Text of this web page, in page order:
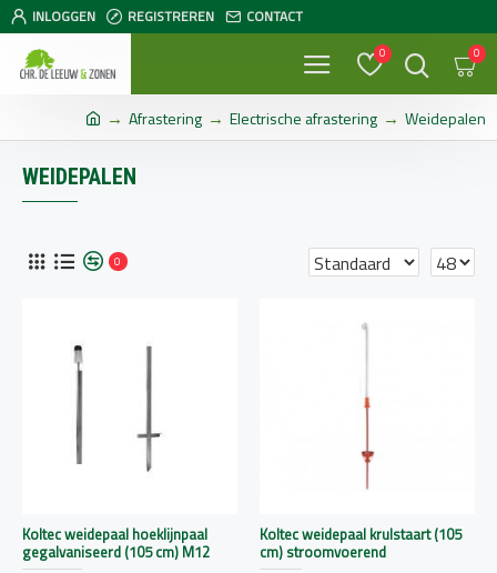
INLOGGEN REGISTREREN CONTACT
0 0
Afrastering Electrische afrastering Weidepalen
WEIDEPALEN
0
Koltec weidepaal hoeklijnpaal
gegalvaniseerd (105 cm) M12
Koltec weidepaal krulstaart (105
cm) stroomvoerend